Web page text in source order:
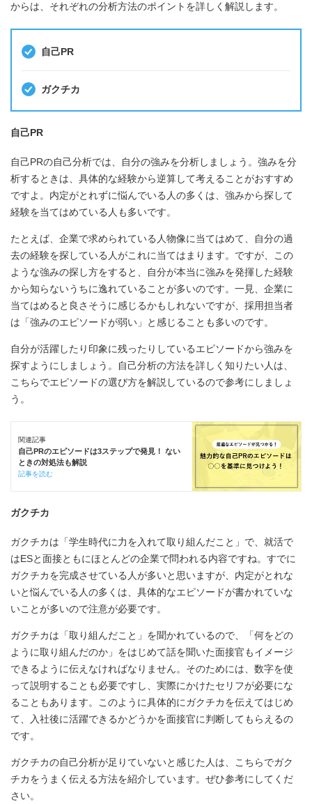
からは、それぞれの分析方法のポイントを詳しく解説します。
自己PR
ガクチカ
自己PR
自己PRの自己分析では、自分の強みを分析しましょう。強みを分
析するときは、具体的な経験から逆算して考えることがおすすめ
ですよ。内定がとれずに悩んでいる人の多くは、強みから探して
経験を当てはめている人も多いです。
たとえば、企業で求められている人物像に当てはめて、自分の過
去の経験を探している人がこれに当てはまります。ですが、この
ような強みの探し方をすると、自分が本当に強みを発揮した経験
から知らないうちに逸れていることが多いのです。一見、企業に
当てはめると良さそうに感じるかもしれないですが、採用担当者
は「強みのエピソードが弱い」と感じることも多いのです。
自分が活躍したり印象に残ったりしているエピソードから強みを
探すようにしましょう。自己分析の方法を詳しく知りたい人は、
こちらでエピソードの選び方を解説しているので参考にしましょ
う。
関連記事
自己PRのエピソードは3ステップで発見！ ない
ときの対処法も解説
記事を読む
ガクチカ
ガクチカは「学生時代に力を入れて取り組んだこと」で、就活で
はESと面接ともにほとんどの企業で問われる内容ですね。すでに
ガクチカを完成させている人が多いと思いますが、内定がとれな
いと悩んでいる人の多くは、具体的なエピソードが書かれていな
いことが多いので注意が必要です。
ガクチカは「取り組んだこと」を聞かれているので、「何をどの
ように取り組んだのか」をはじめて話を聞いた面接官もイメージ
できるように伝えなければなりません。そのためには、数字を使
って説明することも必要ですし、実際にかけたセリフが必要にな
ることもあります。このように具体的にガクチカを伝えてはじめ
て、入社後に活躍できるかどうかを面接官に判断してもらえるの
です。
ガクチカの自己分析が足りていないと感じた人は、こちらでガク
チカをうまく伝える方法を紹介しています。ぜひ参考にしてくだ
さい。